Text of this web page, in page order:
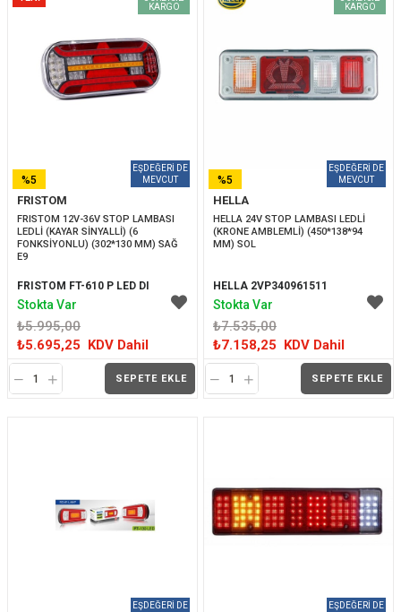
FRISTOM
FRISTOM 12V-36V STOP LAMBASI
LEDLİ (KAYAR SİNYALLİ) (6
FONKSİYONLU) (302*130 MM) SAĞ
E9
FRISTOM FT-610 P LED DI
₺5.995,00
₺5.695,25 KDV Dahil
SEPETE EKLE
%5
İNDIRIM
KARGO
Stokta Var
HELLA
HELLA 24V STOP LAMBASI LEDLİ
(KRONE AMBLEMLİ) (450*138*94
MM) SOL
HELLA 2VP340961511
₺7.535,00
₺7.158,25 KDV Dahil
SEPETE EKLE
%5
İNDIRIM
KARGO
Stokta Var